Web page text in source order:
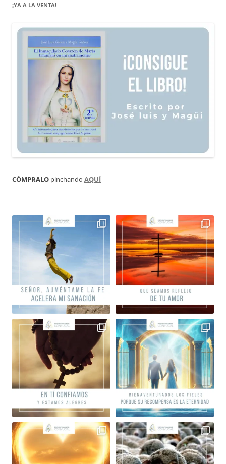
¡YA A LA VENTA!
CÓMPRALO pinchando AQUÍ